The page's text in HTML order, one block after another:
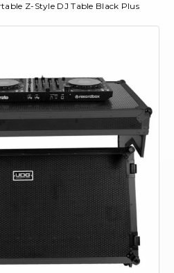
Z-Style DJ Table Black Plus